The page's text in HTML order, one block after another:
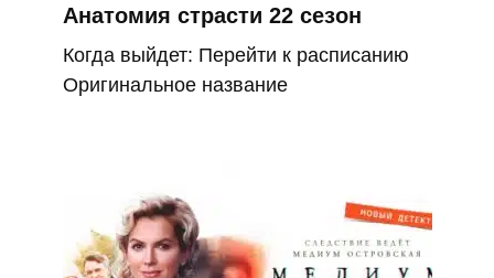
Анатомия страсти 22 сезон
Когда выйдет: Перейти к расписанию
Оригинальное название